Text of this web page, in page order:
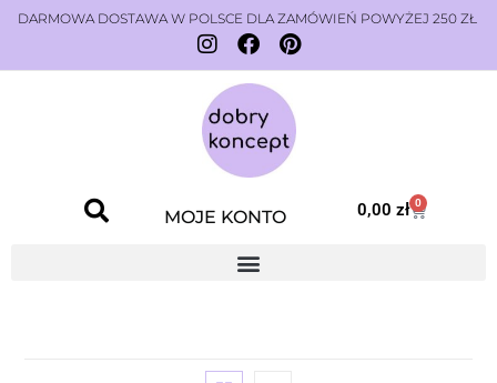
DARMOWA DOSTAWA W POLSCE DLA ZAMÓWIEŃ POWYŻEJ 250 ZŁ
MOJE KONTO 0,00zł 0